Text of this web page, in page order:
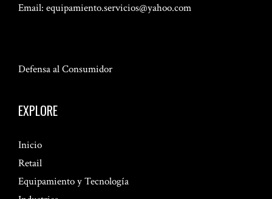
Email: equipamiento.servicios@yahoo.com
Defensa al Consumidor
EXPLORE
Inicio
Retail
Equipamiento y Tecnología